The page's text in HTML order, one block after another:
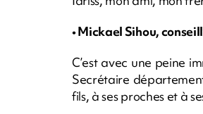
• Mickael Sihou,
C’est avec une peine
Secrétaire
fils, à ses proches et à